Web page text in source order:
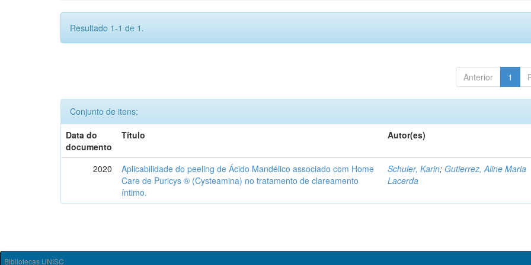
Resultado 1-1 de 1.
Anterior 1
Conjunto de itens:
Data do
documento
Título Autor(es)
2020
Aplicabilidade do peeling de Ácido Mandélico associado com Home
Care de Puricys ® (Cysteamina) no tratamento de clareamento
íntimo.
Schuler, Karin; Gutierrez, Aline Maria
Lacerda
Bibliotecas UNISC